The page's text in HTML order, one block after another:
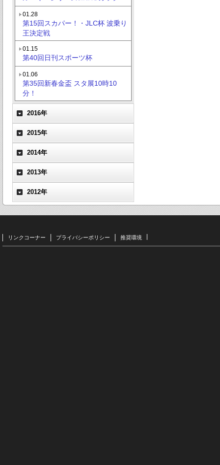
01.28
第15回スカパー！・JLC杯 波乗り
王決定戦
01.15
第40回日刊スポーツ杯
01.06
第35回新春金盃 スタ展10時10
分！
2016年
2015年
2014年
2013年
2012年
リンクコーナー プライバシーポリシー 推奨環境